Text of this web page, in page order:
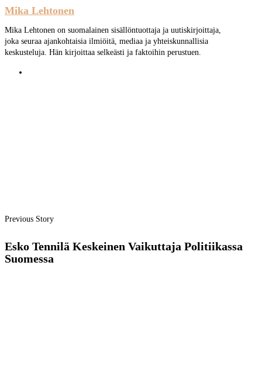
Mika Lehtonen
Mika Lehtonen on suomalainen sisällöntuottaja ja uutiskirjoittaja,
joka seuraa ajankohtaisia ilmiöitä, mediaa ja yhteiskunnallisia
keskusteluja. Hän kirjoittaa selkeästi ja faktoihin perustuen.
Previous Story
Esko Tennilä Keskeinen Vaikuttaja Politiikassa
Suomessa